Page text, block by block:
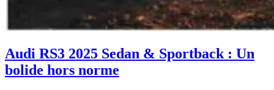
Audi RS3 2025 Sedan & Sportback : Un
bolide hors norme